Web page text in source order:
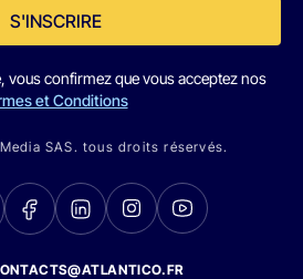
S'INSCRIRE
vous confirmez que vous acceptez nos
et Conditions
SAS. tous droits réservés.